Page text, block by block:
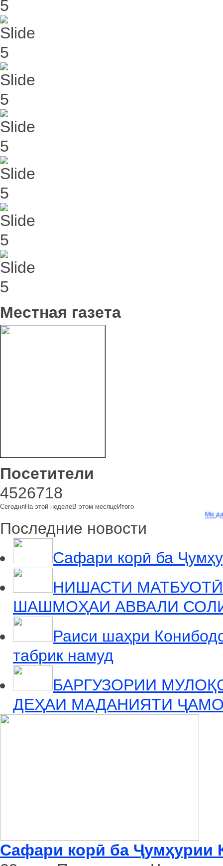
Местная газета
Посетители
4526718
СегодняНа этой неделеВ этом месяцеИтого
Мо дар
Последние новости
Сафари корӣ ба
НИШАСТИ
ШАШМОҲАИ АВВАЛИ
Раиси шаҳри
табрик намуд
БАРГУЗОРИИ
ДЕҲАИ МАДАНИЯТИ
Сафари корӣ ба Ҷумҳурии